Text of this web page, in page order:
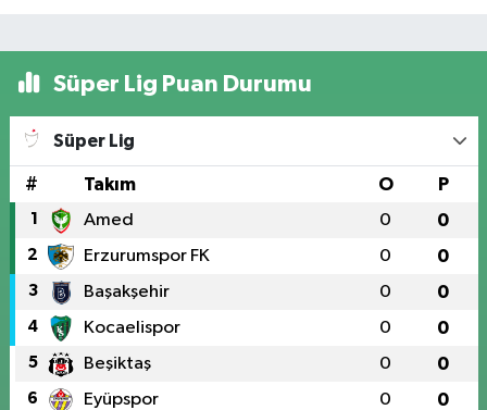
Süper Lig Puan Durumu
Süper Lig
# Takım O P
1 Amed 0 0
2 Erzurumspor FK 0 0
3 Başakşehir 0 0
4 Kocaelispor 0 0
5 Beşiktaş 0 0
6 Eyüpspor 0 0